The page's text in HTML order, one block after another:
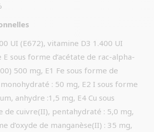
UI (E672), vitamine D3 1.400 UI
sous forme d’acétate de rac-alpha-
500 mg, E1 Fe sous forme de
: 50 mg, E2 I sous forme
anhydre :1,5 mg, E4 Cu sous
de cuivre(II), pentahydraté : 5,0 mg,
d’oxyde de manganèse(II) : 35 mg,